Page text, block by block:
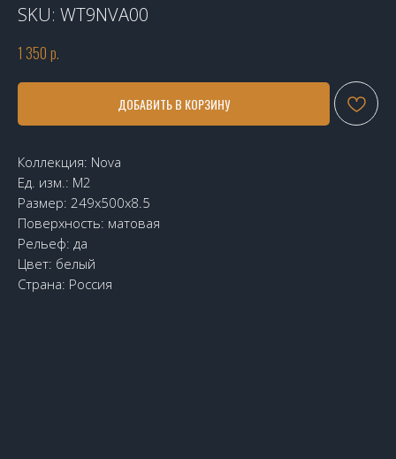
SKU: WT9NVA00
1 350 р.
ДОБАВИТЬ В КОРЗИНУ
Коллекция: Nova
Ед. изм.: М2
Размер: 249x500x8.5
Поверхность: матовая
Рельеф: да
Цвет: белый
Страна: Россия